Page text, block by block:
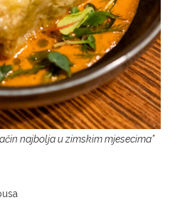
najbolja u zimskim mjesecima”